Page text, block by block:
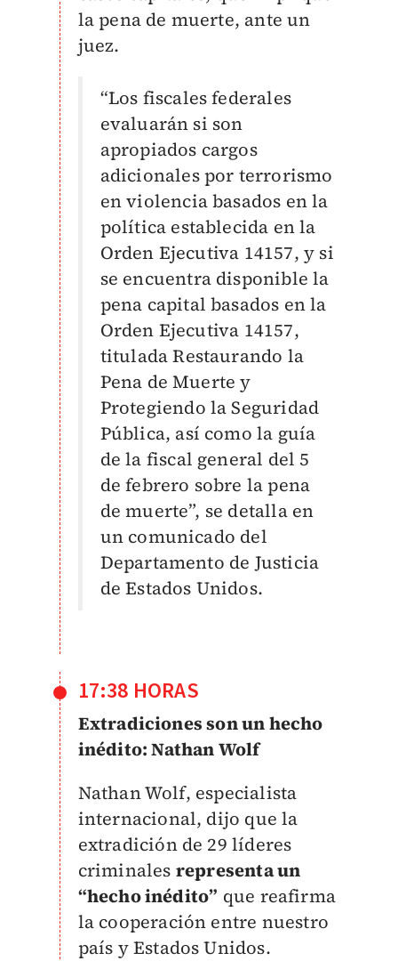
la pena de muerte, ante un
juez.
“Los fiscales federales
evaluarán si son
apropiados cargos
adicionales por terrorismo
en violencia basados en la
política establecida en la
Orden Ejecutiva 14157, y si
se encuentra disponible la
pena capital basados en la
Orden Ejecutiva 14157,
titulada Restaurando la
Pena de Muerte y
Protegiendo la Seguridad
Pública, así como la guía
de la fiscal general del 5
de febrero sobre la pena
de muerte”, se detalla en
un comunicado del
Departamento de Justicia
de Estados Unidos.
17:38 HORAS
Extradiciones son un hecho
inédito: Nathan Wolf
Nathan Wolf, especialista
internacional, dijo que la
extradición de 29 líderes
criminales representa un
“hecho inédito” que reafirma
la cooperación entre nuestro
país y Estados Unidos.